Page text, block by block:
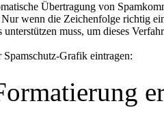
Übertragung von
wenn die Zeichenfolge richtig
muss, um dieses
Grafik eintragen: